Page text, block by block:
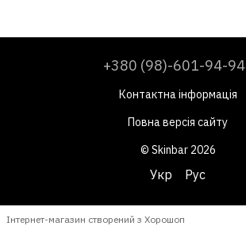
+380 (98)-601-94-94
Контактна інформація
Повна версія сайту
© Skinbar 2026
Укр Рус
Інтернет-магазин створений з Хорошоп